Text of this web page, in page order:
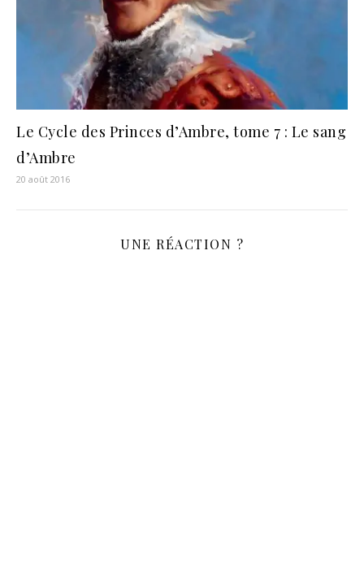
Le Cycle des Princes d’Ambre, tome 7 : Le sang
d’Ambre
20 août 2016
UNE RÉACTION ?